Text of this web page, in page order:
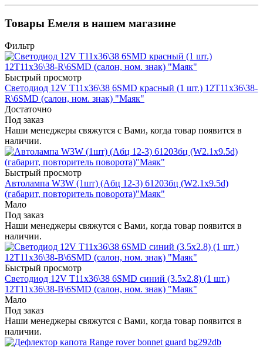
Товары Емеля в нашем магазине
Фильтр
Быстрый просмотр
Светодиод 12V T11x36\38 6SMD красный (1 шт.) 12T11x36\38-
R\6SMD (салон, ном. знак) "Маяк"
Достаточно
Под заказ
Наши менеджеры свяжутся с Вами, когда товар появится в
наличии.
Быстрый просмотр
Автолампа W3W (1шт) (Aбц 12-3) 61203бц (W2.1x9.5d)
(габарит, повторитель поворота)"Маяк"
Мало
Под заказ
Наши менеджеры свяжутся с Вами, когда товар появится в
наличии.
Быстрый просмотр
Светодиод 12V T11x36\38 6SMD синий (3.5x2.8) (1 шт.)
12T11x36\38-B\6SMD (салон, ном. знак) "Маяк"
Мало
Под заказ
Наши менеджеры свяжутся с Вами, когда товар появится в
наличии.